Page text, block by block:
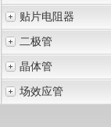
贴片电阻器
二极管
晶体管
场效应管